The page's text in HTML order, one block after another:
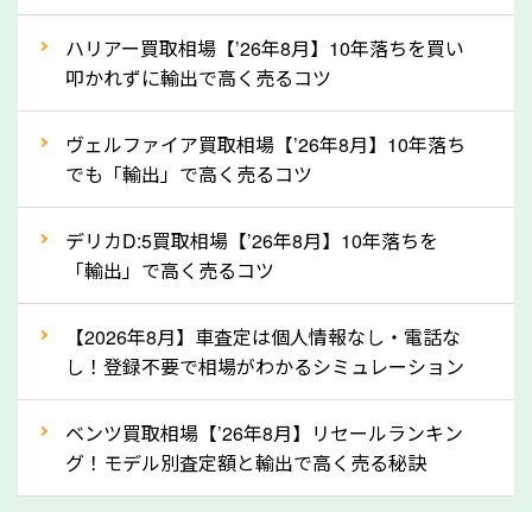
定を行い高価買取価格をつけやすくなります。
ってきます！
自動車税の還付金は、先に年払いしていた自動車税が
月割りで返還されるものです。ですから、自動車税の
還付金は早めに売却するほど多く還付されます。不要
な車は早めに廃車手続きをしたほうが良いでしょう。
③自動車税の還付金の扱いについて確認し
ましょう！
車を廃車にすると、自動車税の還付金を受け取ること
ができる場合があります。廃車買取業者の中には、還
ハリアー買取相場【’26年8月】10年落ちを買い
叩かれずに輸出で高く売るコツ
ヴェルファイア買取相場【’26年8月】10年落ち
でも「輸出」で高く売るコツ
デリカD:5買取相場【’26年8月】10年落ちを
「輸出」で高く売るコツ
【2026年8月】車査定は個人情報なし・電話な
し！登録不要で相場がわかるシミュレーション
ベンツ買取相場【’26年8月】リセールランキン
グ！モデル別査定額と輸出で高く売る秘訣